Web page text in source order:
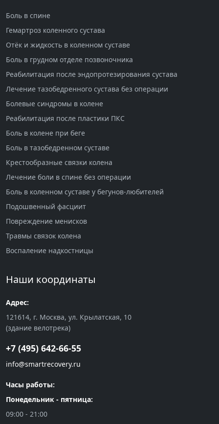
Боль в спине
Гемартроз коленного сустава
Отёк и жидкость в коленном суставе
Боль в грудном отделе позвоночника
Реабилитация после эндопротезирования сустава
Лечение тазобедренного сустава без операции
Болевые синдромы в колене
Реабилитация после пластики ПКС
Боль в колене при беге
Боль в тазобедренном суставе
Крестообразные связки колена
Лечение боли в спине без операции
Боль в коленном суставе у бегунов-любителей
Подошвенный фасциит
Повреждение менисков
Травмы связок колена
Воспаление надкостницы
Наши координаты
Адрес:
121614, г. Москва, ул. Крылатская, 10
(здание велотрека)
+7 (495) 642-66-55
info@smartrecovery.ru
Часы работы:
Понедельник - пятница:
09:00 - 21:00